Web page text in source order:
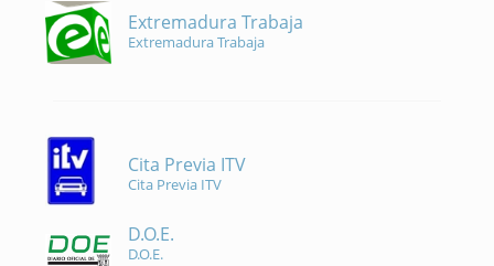
Extremadura Trabaja
Extremadura Trabaja
Cita Previa ITV
Cita Previa ITV
D.O.E.
D.O.E.